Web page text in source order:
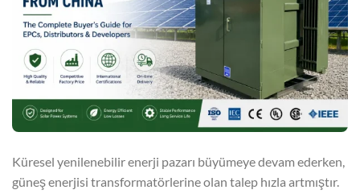
Küresel yenilenebilir enerji pazarı büyümeye devam ederken,
güneş enerjisi transformatörlerine olan talep hızla artmıştır.